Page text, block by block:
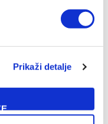
Prikaži detalje